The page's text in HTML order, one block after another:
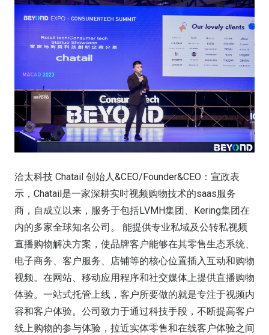
洽太科技 Chatail 创始人&CEO/Founder&CEO：宣政表
示，Chatail是一家深耕实时视频购物技术的saas服务
商，自成立以来，服务于包括LVMH集团、Kering集团在
内的多家全球知名公司。 能提供专业私域及公转私视频
直播购物解决方案，使品牌客户能够在其零售生态系统、
电子商务、客户服务、店铺等的核心位置插入互动和购物
视频。在网站、移动应用程序和社交媒体上提供直播购物
体验。一站式托管上线，客户所要做的就是专注于视频内
容和客户体验。公司致力于通过科技手段，不断提高客户
线上购物的参与体验，拉近实体零售和在线客户体验之间